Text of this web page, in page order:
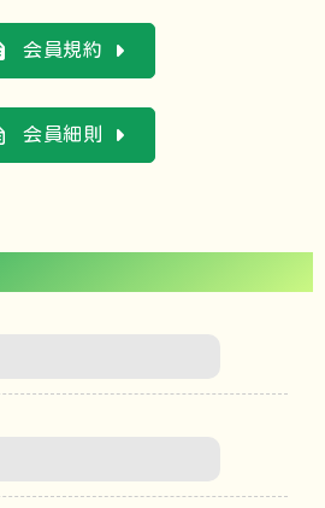
会員規約
会員細則